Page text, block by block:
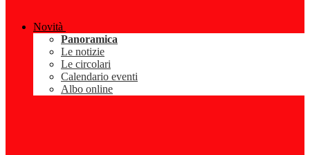
Novità
Panoramica
Le notizie
Le circolari
Calendario eventi
Albo online